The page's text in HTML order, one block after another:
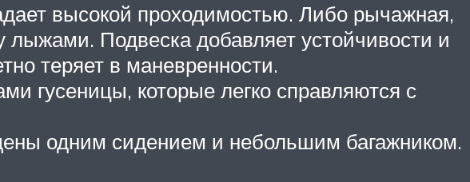
высокой проходимостью. Либо рычажная,
Подвеска добавляет устойчивости и
теряет в маневренности.
гусеницы, которые легко справляются с
одним сидением и небольшим багажником.